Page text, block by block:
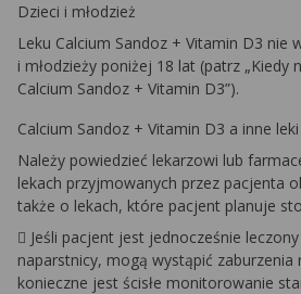
Dzieci i młodzież
Leku Calcium Sandoz + Vitamin D3 nie
i młodzieży poniżej 18 lat (patrz „Kiedy
Calcium Sandoz + Vitamin D3”).
Calcium Sandoz + Vitamin D3 a inne leki
Należy powiedzieć lekarzowi lub
lekach przyjmowanych przez pacjenta
także o lekach, które pacjent planuje
 Jeśli pacjent jest jednocześnie
naparstnicy, mogą wystąpić
konieczne jest ścisłe monitorowanie